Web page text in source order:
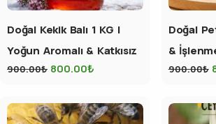
Doğal Kekik Balı 1 KG |
Yoğun Aromalı & Katkısız
900.00₺ 800.00₺
Doğal
&
900.00₺